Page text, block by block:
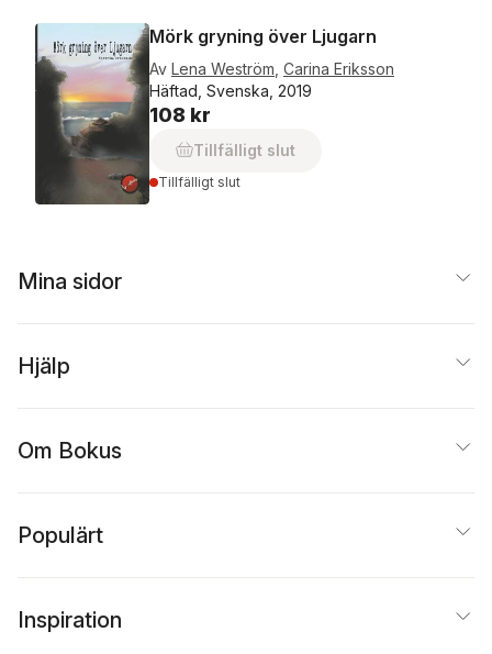
Mörk gryning över Ljugarn
Av Lena Weström Carina Eriksson
Häftad, Svenska, 2019
108 kr
Tillfälligt slut
Tillfälligt slut
Mina sidor
Hjälp
Om Bokus
Populärt
Inspiration